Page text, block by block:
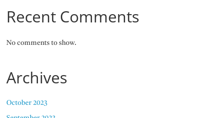
Recent Comments
No comments to show.
Archives
October 2023